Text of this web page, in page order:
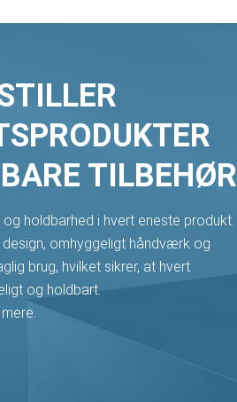
TILBEHØR
holdbarhed i hvert eneste produkt.
omhyggeligt håndværk og
brug, hvilket sikrer, at hvert
og holdbart.